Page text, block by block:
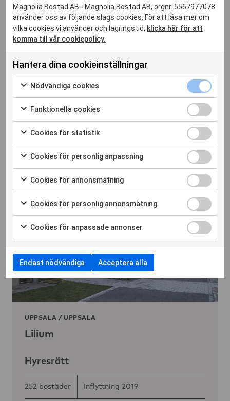
SÖDERTÄLJE/CENTRALA SÖDERTÄLJE
Sländan 1
Hyresrätt
441 bostäder Inflyttning 2019
GENOMFÖRT
UPPSALA / UPPSALA
Lilium
Hyresrätt
252 bostäder Inflyttning 2019
Magnolia Bostad AB - Magnolia Bostad AB, orgnr. 5567977078
använder oss av följande slags cookies. För att läsa mer om
vilka cookies vi använder och lagringstid, klicka här för att
komma till vår cookiepolicy.
Hantera dina cookieinställningar
Nödvändiga cookies
Markera för att samtycka till användning av Nödvändiga
Funktionella cookies
Markera för att samtycka till användning av Funktionella
Cookies för statistik
Markera för att samtycka till användning av Cookies för
Cookies
Cookies för personlig anpassning
Markera för att samtycka till användning av Cookies för
Cookies för
Cookies för annonsmätning
Markera för att samtycka till användning av Cookies för
Cookies för
Cookies för personlig annonsmätning
Markera för att samtycka till användning av Cookies för
Cookies för
Cookies för anpassade annonser
Markera för att samtycka till användning av Cookies för
Cookies för
Endast nödvändiga Acceptera alla